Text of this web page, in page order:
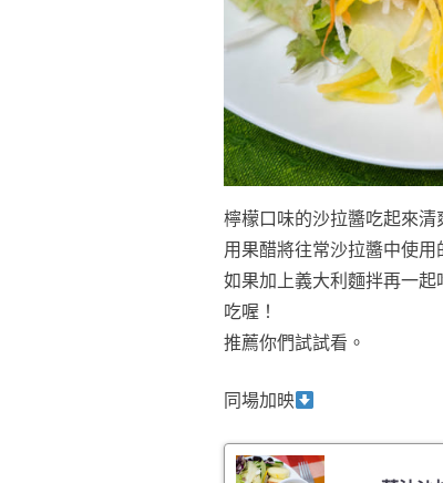
檸檬口味的沙拉醬吃起來清
用果醋將往常沙拉醬中使
如果加上義大利麵拌再一
吃喔！
推薦你們試試看。
同場加映